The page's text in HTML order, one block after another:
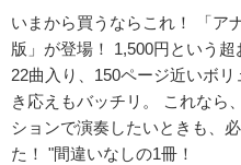
いまから買うならこれ！ 「ア
版」が登場！ 1,500円という
22曲入り、150ページ近いボ
き応えもバッチリ。 これなら
ションで演奏したいときも、
た！ "間違いなしの1冊！